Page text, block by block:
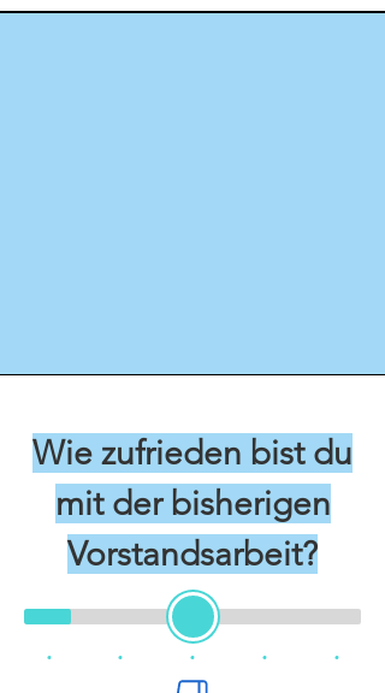
Wie zufrieden bist du
mit der bisherigen
Vorstandsarbeit?